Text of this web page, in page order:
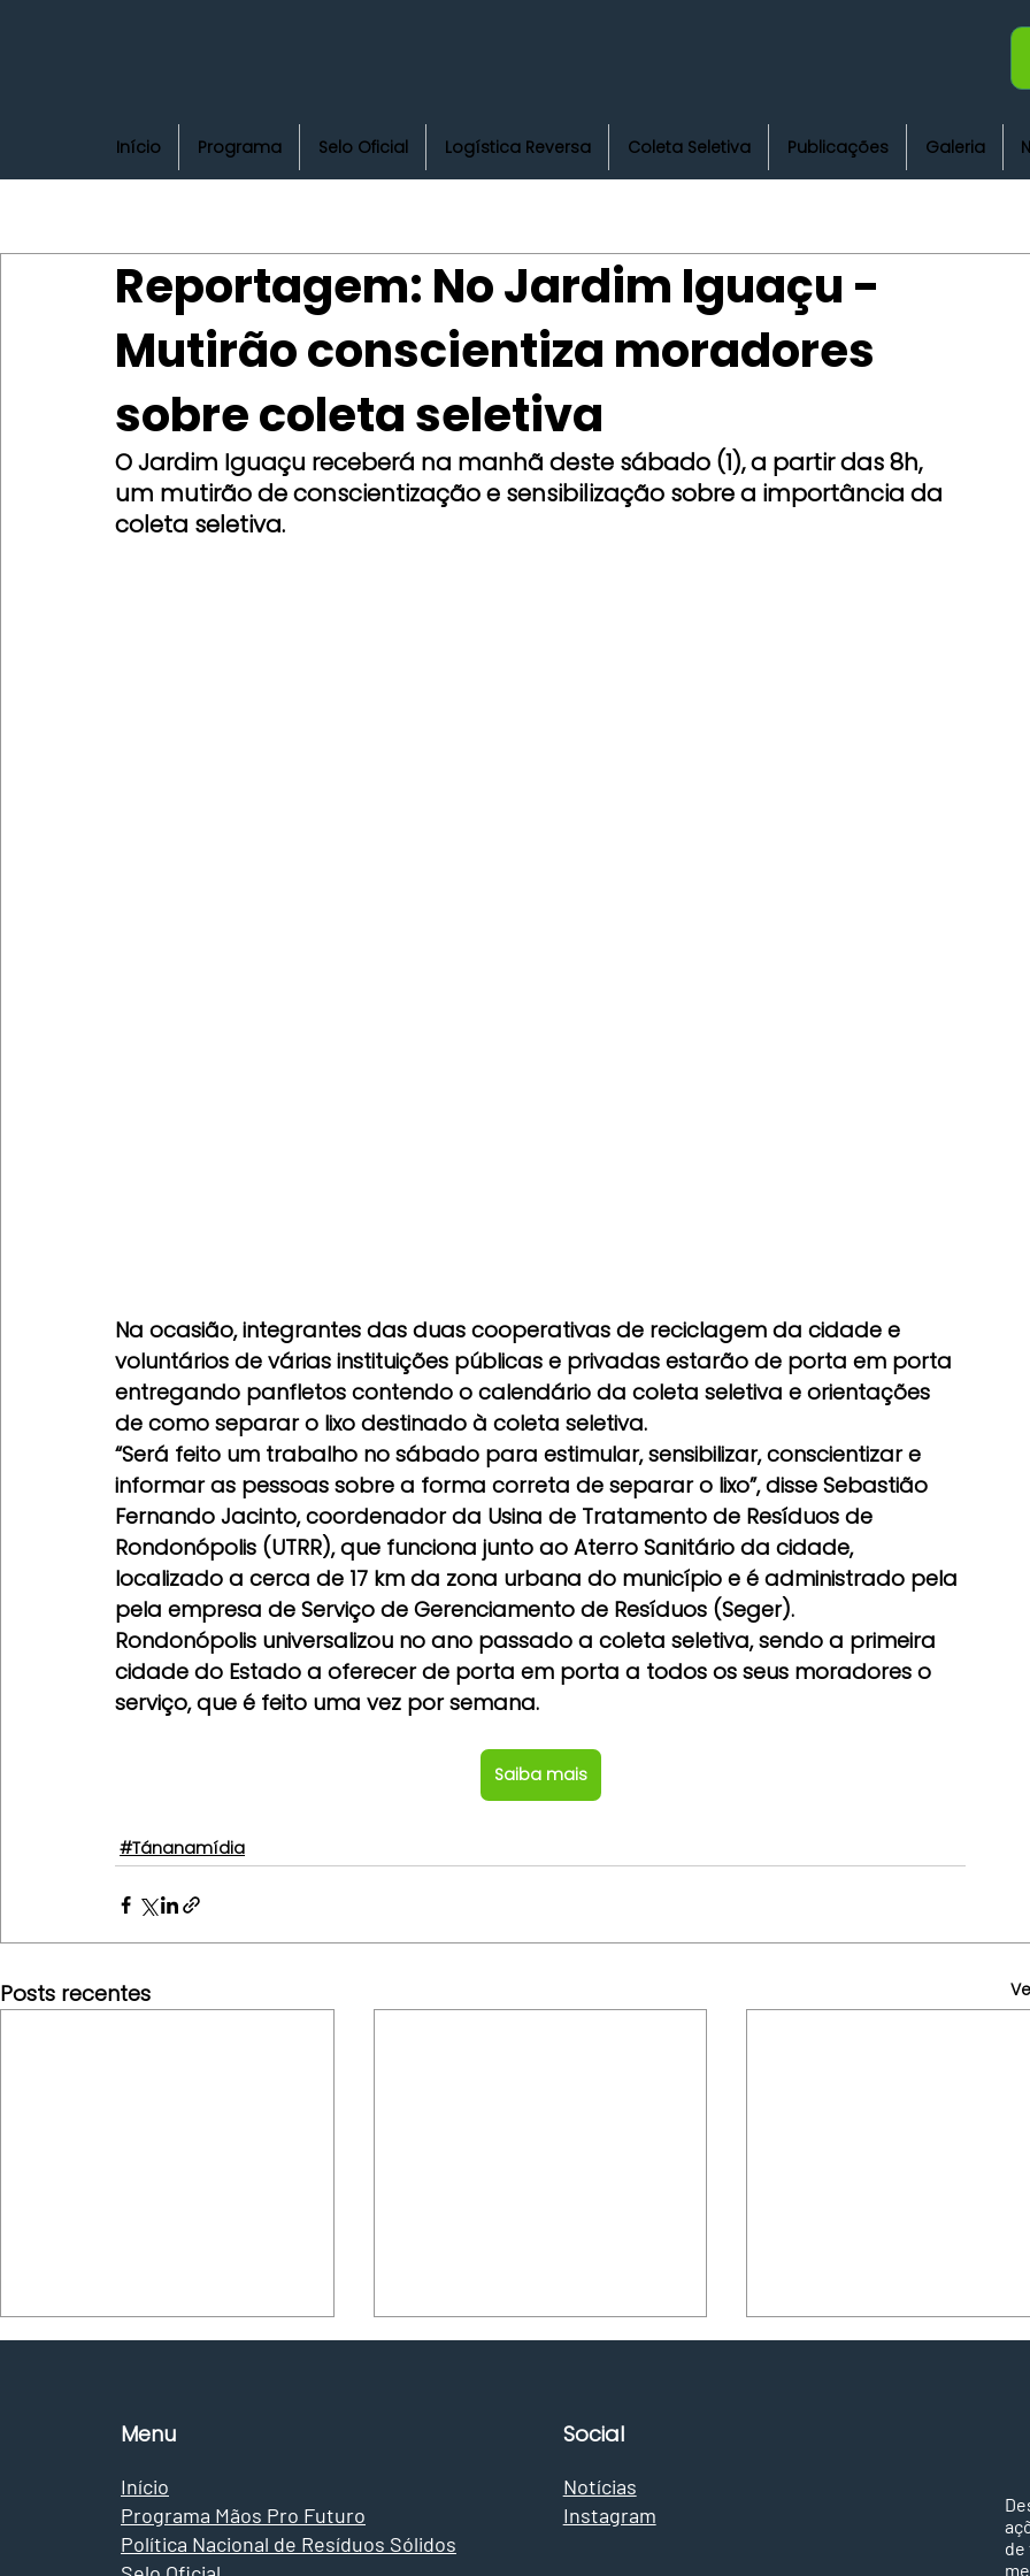
Início Programa Selo Oficial Logística Reversa Coleta Seletiva Publicações Galeria
Reportagem: No Jardim Iguaçu -
Mutirão conscientiza moradores
sobre coleta seletiva
O Jardim Iguaçu receberá na manhã deste sábado (1), a partir das 8h,
um mutirão de conscientização e sensibilização sobre a importância da
coleta seletiva.
Na ocasião, integrantes das duas cooperativas de reciclagem da cidade e
voluntários de várias instituições públicas e privadas estarão de porta em porta
entregando panfletos contendo o calendário da coleta seletiva e orientações
de como separar o lixo destinado à coleta seletiva.
“Será feito um trabalho no sábado para estimular, sensibilizar, conscientizar e
informar as pessoas sobre a forma correta de separar o lixo”, disse Sebastião
Fernando Jacinto, coordenador da Usina de Tratamento de Resíduos de
Rondonópolis (UTRR), que funciona junto ao Aterro Sanitário da cidade,
localizado a cerca de 17 km da zona urbana do município e é administrado pela
pela empresa de Serviço de Gerenciamento de Resíduos (Seger).
Rondonópolis universalizou no ano passado a coleta seletiva, sendo a primeira
cidade do Estado a oferecer de porta em porta a todos os seus moradores o
serviço, que é feito uma vez por semana.
Saiba mais
#Tánanamídia
Posts recentes
Reportagem: Catadores
Reportagem: Materiais
Reportagem:
de
Social
Notícias
Instagram
Menu
Início
Programa Mãos Pro Futuro
Política Nacional de Resíduos Sólidos